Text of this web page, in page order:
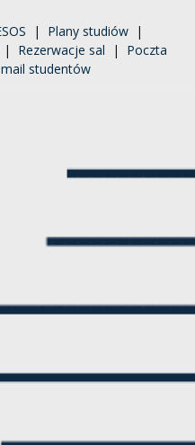
| Plany studiów |
| Rezerwacje sal | Poczta
studentów